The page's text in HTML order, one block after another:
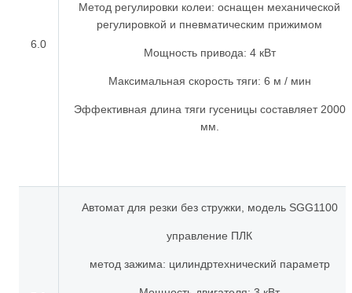
6.0
Метод регулировки колеи: оснащен механической
регулировкой и пневматическим прижимом
Мощность привода: 4 кВт
Максимальная скорость тяги: 6 м / мин
Эффективная длина тяги гусеницы составляет 2000
мм.
Автомат для резки без стружки, модель SGG1100
управление ПЛК
метод зажима: цилиндртехнический параметр